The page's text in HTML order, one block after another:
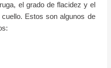
el grado de flacidez y el
Estos son algunos de